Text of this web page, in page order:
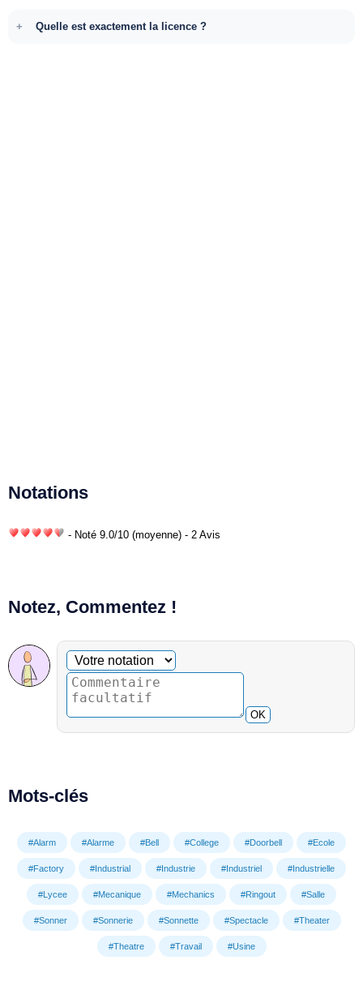
Quelle est exactement la licence ?
Notations
- Noté 9.0/10 (moyenne) - 2 Avis
Notez, Commentez !
Commentaire facultatif
Votre notation
OK
Mots-clés
#Alarm #Alarme #Bell #College #Doorbell #Ecole
#Factory #Industrial #Industrie #Industriel #Industrielle
#Lycee #Mecanique #Mechanics #Ringout #Salle
#Sonner #Sonnerie #Sonnette #Spectacle #Theater
#Theatre #Travail #Usine